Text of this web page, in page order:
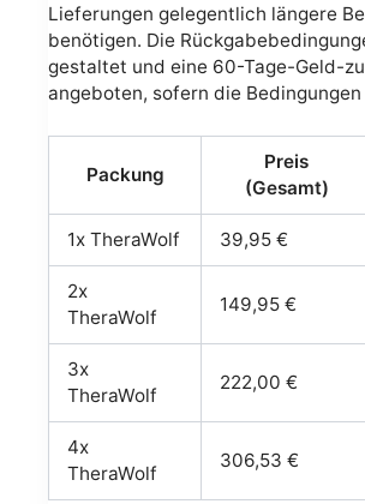
Lieferungen gelegentlich längere
benötigen. Die
gestaltet und eine 60-Tage-Geld-
angeboten, sofern die
Packung
Preis
(Gesamt)
1x TheraWolf 39,95 €
2x
TheraWolf
149,95 €
3x
TheraWolf
222,00 €
4x
TheraWolf
306,53 €